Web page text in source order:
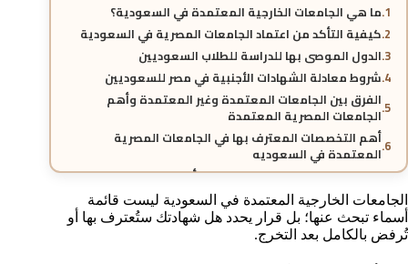
ما هي الجامعات الخارجية المعتمدة في السعودية؟
كيفية التأكد من اعتماد الجامعات المصرية في السعودية
الدول الموصى بها للدراسة للطلاب السعوديين
شروط معادلة الشهادات الأجنبية في مصر للسعوديين
الفرق بين الجامعات المعتمدة وغير المعتمدة وأهم
الجامعات المصرية المعتمدة
أهم التخصصات المعترف بها في الجامعات المصرية
المعتمدة في السعوديه
هل يختلف الاعتماد حسب التخصص أو الدرجة العلمية؟
خطوات التحقق من اعتماد جامعة قبل التقديم
أخطاء شائعة عند اختيار جامعة غير معتمدة
أفضل الجامعات المصرية المعترف بها في السعودية
الجامعات الخارجية المعتمدة في السعودية ليست قائمة
أسماء تبحث عنها؛ بل قرار يحدد هل شهادتك ستُعترف بها أو
تُرفض بالكامل بعد التخرج.